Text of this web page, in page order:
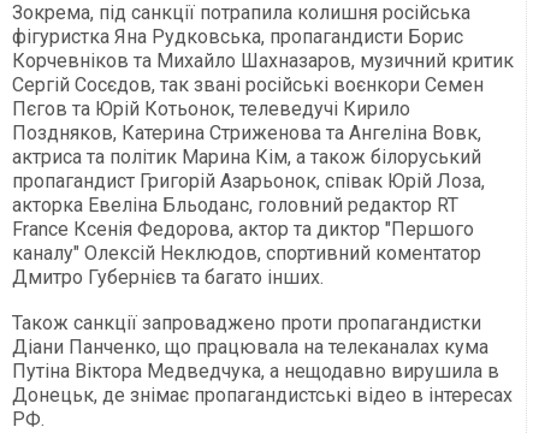
Зокрема, під санкції потрапила колишня російська
фігуристка Яна Рудковська, пропагандисти Борис
Корчевніков та Михайло Шахназаров, музичний критик
Сергій Сосєдов, так звані російські воєнкори Семен
Пєгов та Юрій Котьонок, телеведучі Кирило
Поздняков, Катерина Стриженова та Ангеліна Вовк,
актриса та політик Марина Кім, а також білоруський
пропагандист Григорій Азарьонок, співак Юрій Лоза,
акторка Евеліна Бльоданс, головний редактор RT
France Ксенія Федорова, актор та диктор "Першого
каналу" Олексій Неклюдов, спортивний коментатор
Дмитро Губернієв та багато інших.
Також санкції запроваджено проти пропагандистки
Діани Панченко, що працювала на телеканалах кума
Путіна Віктора Медведчука, а нещодавно вирушила в
Донецьк, де знімає пропагандистські відео в інтересах
РФ.